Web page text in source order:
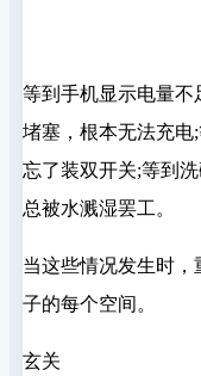
等到手机显示电量不
堵塞，根本无法充电
忘了装双开关;等到
总被水溅湿罢工。
当这些情况发生时
子的每个空间。
玄关